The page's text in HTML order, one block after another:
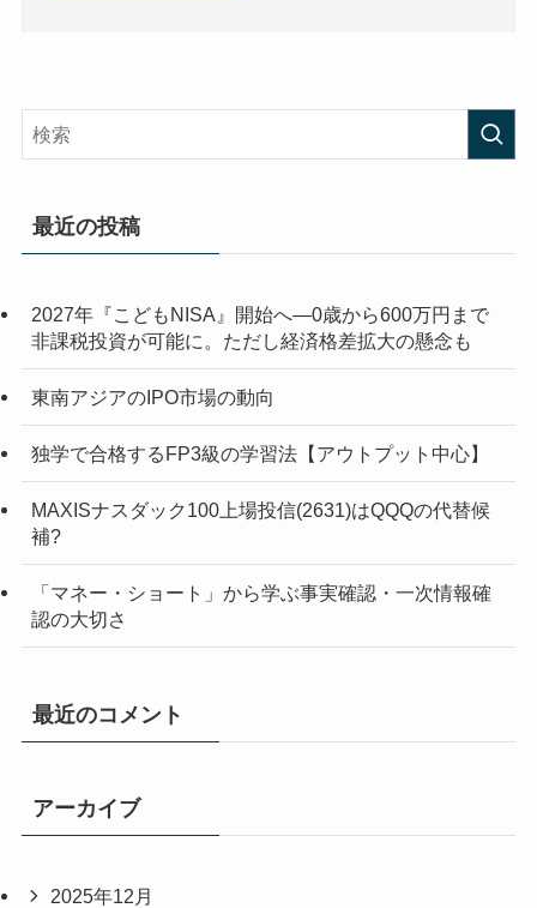
最近の投稿
2027年『こどもNISA』開始へ―0歳から600万円まで
非課税投資が可能に。ただし経済格差拡大の懸念も
東南アジアのIPO市場の動向
独学で合格するFP3級の学習法【アウトプット中心】
MAXISナスダック100上場投信(2631)はQQQの代替候
補?
「マネー・ショート」から学ぶ事実確認・一次情報確
認の大切さ
最近のコメント
アーカイブ
2025年12月